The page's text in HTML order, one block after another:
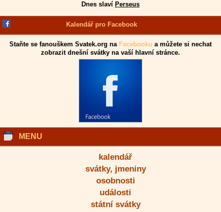
Dnes slaví Perseus
Kalendář pro Facebook
Staňte se fanouškem Svatek.org na Facebooku a můžete si nechat
zobrazit dnešní svátky na vaší hlavní stránce.
MENU
kalendář
svátky, jmeniny
osobnosti
události
státní svátky